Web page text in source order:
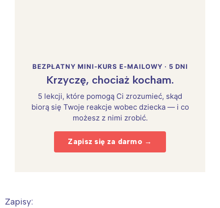
BEZPŁATNY MINI-KURS E-MAILOWY · 5 DNI
Krzyczę, chociaż kocham.
5 lekcji, które pomogą Ci zrozumieć, skąd
biorą się Twoje reakcje wobec dziecka — i co
możesz z nimi zrobić.
Zapisz się za darmo →
Zapisy: